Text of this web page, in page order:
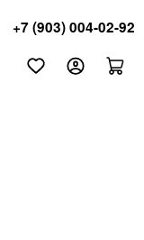
+7 (903) 004-02-92